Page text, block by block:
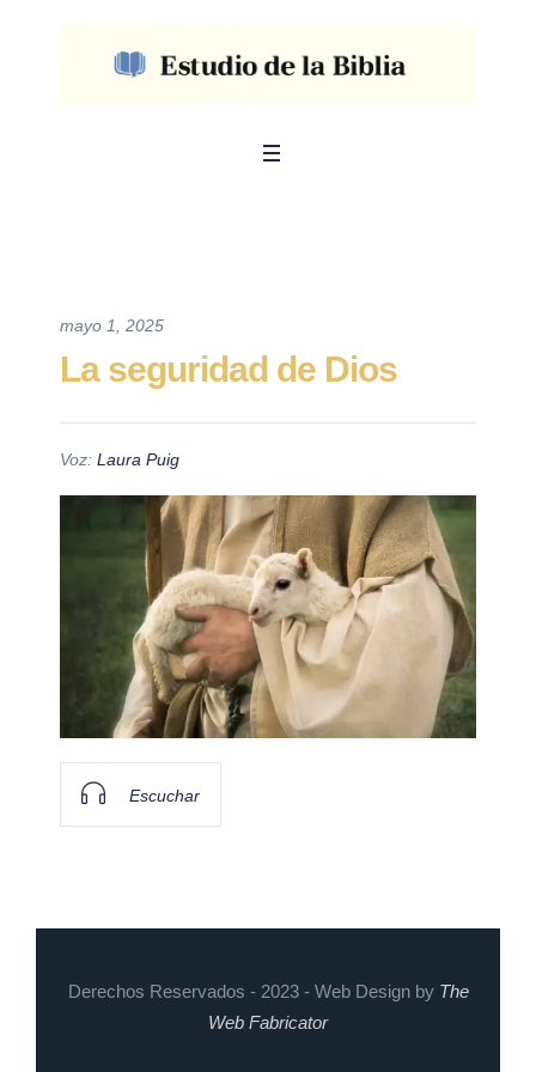
mayo 1, 2025
La seguridad de Dios
Voz: Laura Puig
Escuchar
Derechos Reservados - 2023 - Web Design by The
Web Fabricator